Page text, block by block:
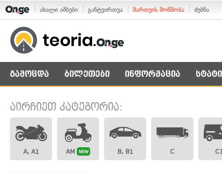
ახალი ამბები განტვირთვა მართვის მოწმობა ძებნა
გამოცდა ბილეთები ინფორმაცია
აირჩიეთ კატეგორია:
A, A1 AM NEW B, B1 C